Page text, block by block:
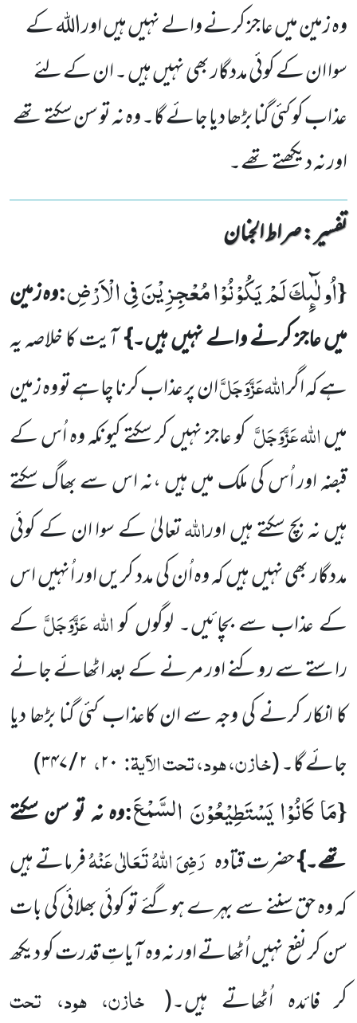
وہ زمین میں عاجز کرنے والے نہیں ہیں اوراللہ کے
سوا ان کے کوئی مددگار بھی نہیں ہیں ۔ ان کے لئے
عذاب کو کئی گنا بڑھا دیا جائے گا۔ وہ نہ تو سن سکتے تھے
اور نہ دیکھتے تھے۔
تفسیر : ‎صراط الجنان
{اُولٰٓىٕكَ لَمْ یَكُوْنُوْا مُعْجِزِیْنَ فِی الْاَرْضِ:وہ زمین
میں عاجز کرنے والے نہیں ہیں۔}آیت کا خلاصہ یہ
ہے کہ اگراللہعَزَّوَجَلَّان پر عذاب کرنا چاہے تو وہ زمین
میںاللہعَزَّوَجَلَّکو عاجز نہیں کر سکتے کیونکہ وہ اُس کے
قبضہ اور اُس کی ملک میں ہیں ،نہ اس سے بھاگ سکتے
ہیں نہ بچ سکتے ہیں اوراللہتعالیٰ کے سوا ان کے کوئی
مددگار بھی نہیں ہیں کہ وہ اُن کی مدد کریں اور اُنہیں اس
کے عذاب سے بچائیں۔ لوگوں کواللہ عَزَّوَجَلَّکے
راستے سے روکنے اور مرنے کے بعد اٹھائے جانے
کا انکار کرنے کی وجہ سے ان کاعذاب کئی گنا بڑھا دیا
جائے گا۔ (خازن، ہود، تحت الآیۃ: ۲۰، ۲ / ۳۴۷ )
{مَا كَانُوْا یَسْتَطِیْعُوْنَ السَّمْعَ:وہ نہ تو سن سکتے
تھے۔}حضرت قتادہ رَضِیَ اللہُ تَعَالٰی عَنْہُفرماتے ہیں
کہ وہ حق سننے سے بہرے ہوگئے تو کوئی بھلائی کی بات
سن کر نفع نہیں اُٹھاتے اور نہ وہ آیاتِ قدرت کو دیکھ
کر فائدہ اُٹھاتے ہیں۔( خازن، ہود، تحت